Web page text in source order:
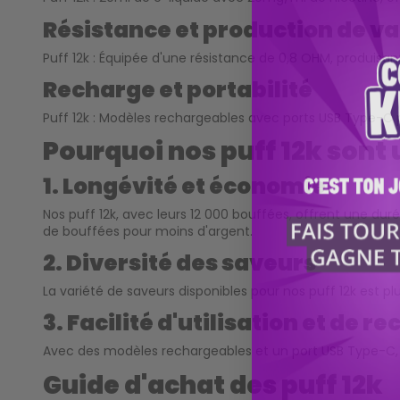
Résistance et production de
Puff 12k : Équipée d'une résistance de 0,8 OHM,
Recharge et portabilité
Puff 12k : Modèles rechargeables avec ports USB
Pourquoi nos puff 12k
1. Longévité et économie
Nos puff 12k, avec leurs 12 000 bouffées, offrent une
de bouffées pour moins d'argent.
2. Diversité des saveurs
La variété de saveurs disponibles pour nos puff 12k est
3. Facilité d'utilisation et de
Avec des modèles rechargeables et un port USB Type-
Guide d'achat des